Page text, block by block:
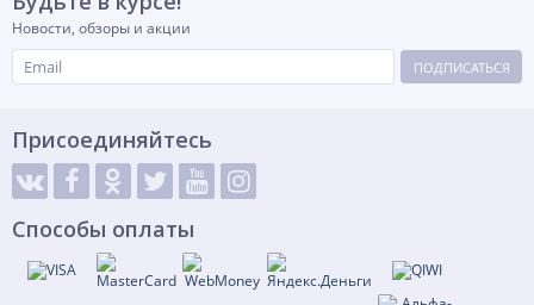
Новости, обзоры и акции
ПОДПИСАТЬСЯ
Присоединяйтесь
Способы оплаты